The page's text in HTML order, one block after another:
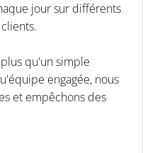
jour sur différents
qu'un simple
engagée, nous
et empêchons des